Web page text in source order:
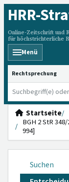
HRR-
Online-Zeitschrift und
für höchstrichterliche
Menü
HRRS durchsuchen
Startseite
BGH 2 StR
994]
Suchen